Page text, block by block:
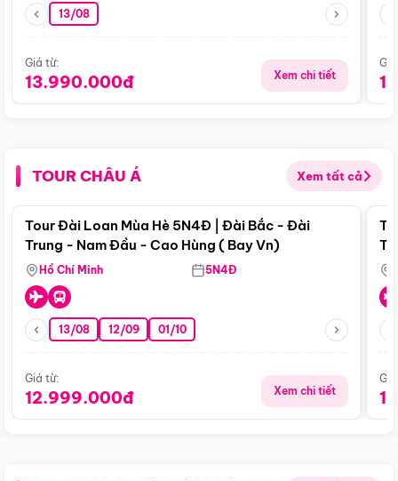
13/08
Giá từ:
13.990.000đ Xem chi tiết
TOUR CHÂU Á Xem tất cả
Điểm nổi bật
Tour Đài Loan Mùa Hè 5N4Đ | Đài Bắc - Đài
Trung - Nam Đầu - Cao Hùng ( Bay Vn)
Hồ Chí Minh 5N4Đ
13/08 12/09 01/10
Giá từ:
12.999.000đ Xem chi tiết